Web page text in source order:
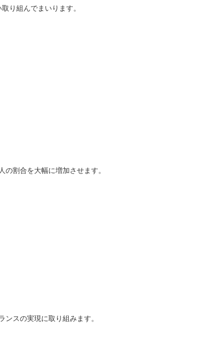
り組んでまいります。
割合を大幅に増加させます。
スの実現に取り組みます。